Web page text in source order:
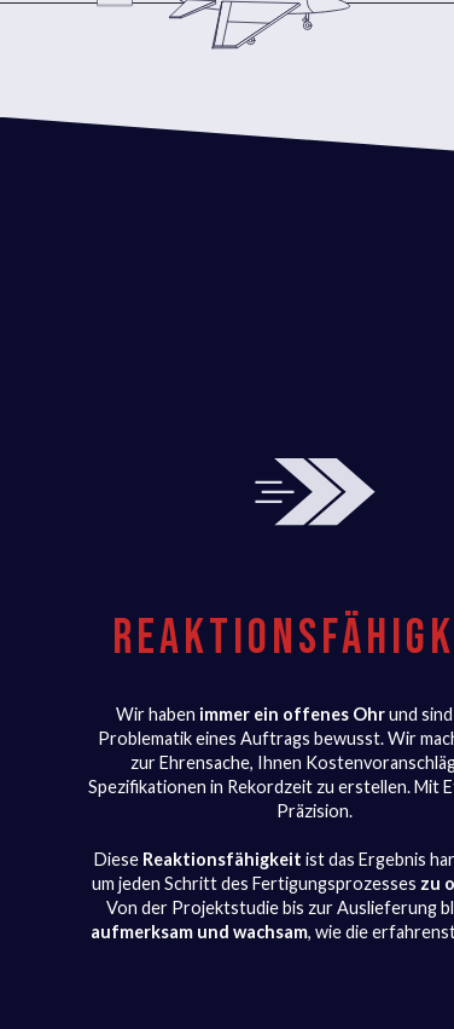
Wir haben immer ein offenes Ohrund
Problematik eines Auftrags bewusst. Wir
zur Ehrensache, Ihnen
Spezifikationen in Rekordzeit zu erstellen. Mit
Präzision.
Diese Reaktionsfähigkeit ist das Ergebnis
um jeden Schritt des Fertigungsprozesses zu
Von der Projektstudie bis zur Auslieferung
aufmerksam und wachsam, wie die